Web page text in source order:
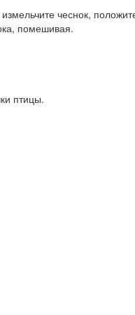
чеснок,
помешивая.
птицы.